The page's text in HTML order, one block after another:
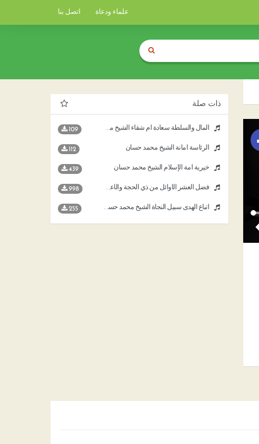
علماء ودعاة اتصل بنا
ذات صلة
المال والسلطة سعادة أم شقاء الشيخ محمد حسان 109
الرئاسة أمانة الشيخ محمد حسان 112
خيرية أمة الإسلام الشيخ محمد حسان 439
فضل العشر الأوائل من ذي الحجة والأعمال المستحبة فيها الشيخ د محمد حسان 998
اتباع الهدى سبيل النجاة الشيخ محمد حسان 255